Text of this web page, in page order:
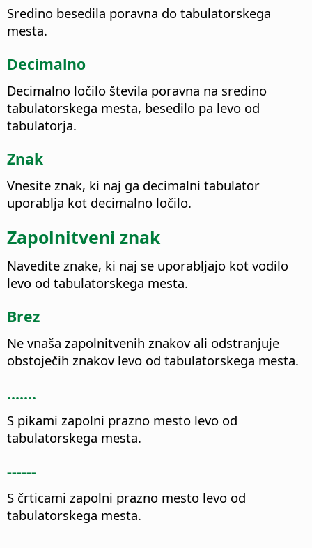
Sredino besedila poravna do tabulatorskega
mesta.
Decimalno
Decimalno ločilo števila poravna na sredino
tabulatorskega mesta, besedilo pa levo od
tabulatorja.
Znak
Vnesite znak, ki naj ga decimalni tabulator
uporablja kot decimalno ločilo.
Zapolnitveni znak
Navedite znake, ki naj se uporabljajo kot vodilo
levo od tabulatorskega mesta.
Brez
Ne vnaša zapolnitvenih znakov ali odstranjuje
obstoječih znakov levo od tabulatorskega mesta.
.......
S pikami zapolni prazno mesto levo od
tabulatorskega mesta.
------
S črticami zapolni prazno mesto levo od
tabulatorskega mesta.